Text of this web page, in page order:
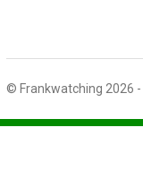
© Frankwatching 2026 -